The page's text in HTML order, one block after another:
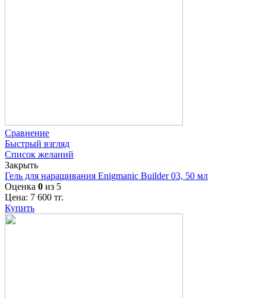
Сравнение
Быстрый взгляд
Список желаний
Закрыть
Гель для наращивания Enigmanic Builder 03, 50 мл
Оценка 0 из 5
Цена: 7 600 тг.
Купить